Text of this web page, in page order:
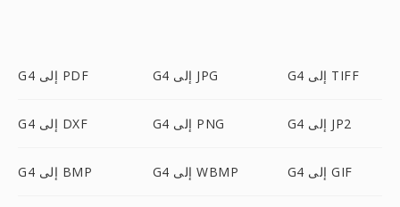
G4 إلى PDF G4 إلى JPG G4 إلى TIFF
G4 إلى DXF G4 إلى PNG G4 إلى JP2
G4 إلى BMP G4 إلى WBMP G4 إلى GIF